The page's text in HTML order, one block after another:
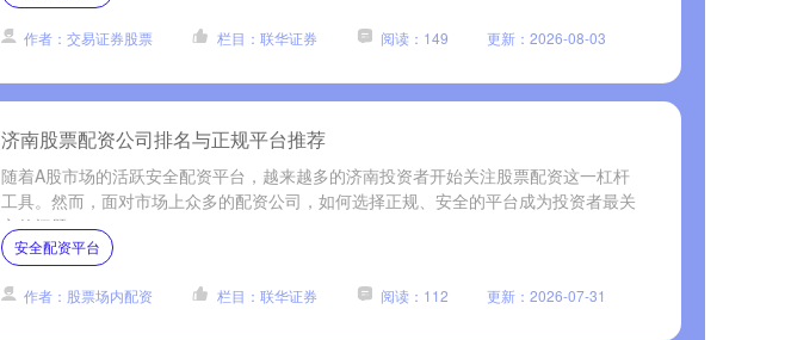
作者：交易证券股票 栏目：联华证券 阅读：149 更新：2026-08-03
济南股票配资公司排名与正规平台推荐
随着A股市场的活跃安全配资平台，越来越多的济南投资者开始关注股票配资这一杠杆
工具。然而，面对市场上众多的配资公司，如何选择正规、安全的平台成为投资者最关
心的问题....
安全配资平台
作者：股票场内配资 栏目：联华证券 阅读：112 更新：2026-07-31